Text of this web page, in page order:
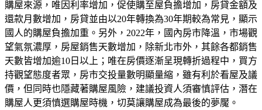
購屋來源，唯因利率增加，促使購至屋負擔增加，房貸金額及
還款月數增加，房貸並由以20年轉換為30年期較為常見，顯示
國人的購屋負擔加重。另外，2022年，國內房市降溫，市場觀
望氣氛濃厚，房屋銷售天數增加，除新北市外，其餘各都銷售
天數皆增加逾10日以上；唯在房價逐漸呈現轉折過程中，買方
持觀望態度者眾，房市交投量數明顯量縮，雖有利於看屋及議
價，但同時也隱藏著購屋風險，建議投資人須審慎評估，潛在
購屋人更須慎選購屋時機，切莫讓購屋成為最後的夢魘。